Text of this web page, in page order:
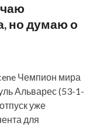
но думаю о
Чемпион мира
Альварес (53-1-
уже
для